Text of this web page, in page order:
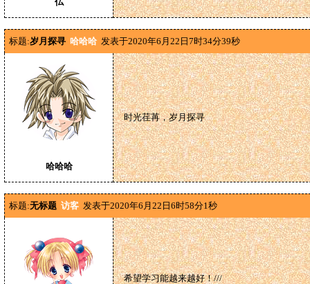
标题:岁月探寻 哈哈哈 发表于2020年6月22日7时34分39秒
哈哈哈
时光荏苒，岁月探寻
标题:无标题 访客 发表于2020年6月22日6时58分1秒
希望学习能越来越好！///